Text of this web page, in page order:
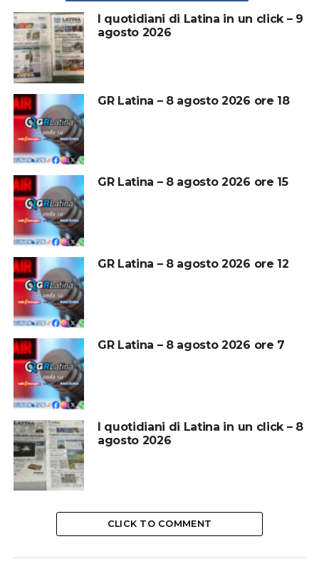
I quotidiani di Latina in un click – 9
agosto 2026
GR Latina – 8 agosto 2026 ore 18
GR Latina – 8 agosto 2026 ore 15
GR Latina – 8 agosto 2026 ore 12
GR Latina – 8 agosto 2026 ore 7
I quotidiani di Latina in un click – 8
agosto 2026
CLICK TO COMMENT